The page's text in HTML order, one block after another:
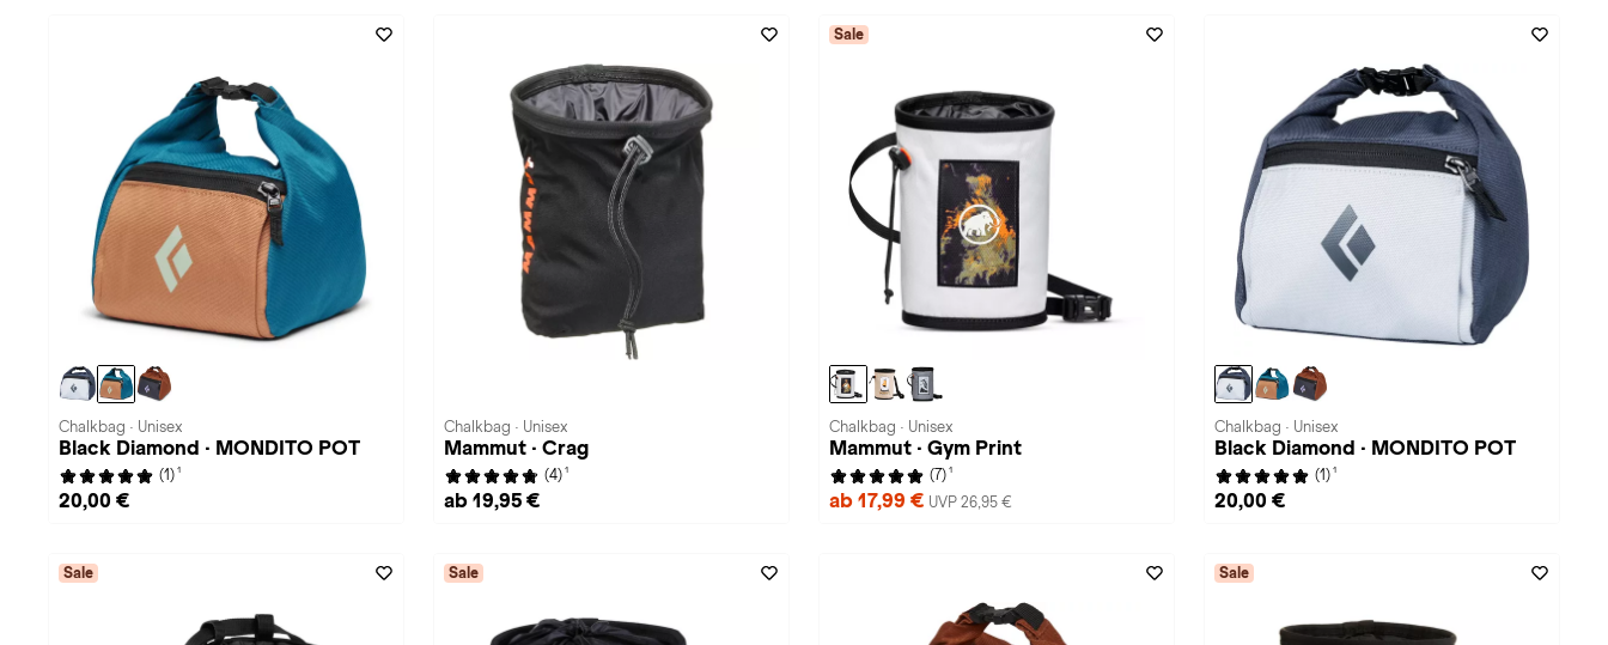
Chalkbag · Unisex
Black Diamond · MONDITO POT
(1) 1
20,00 €
Chalkbag · Unisex
Mammut · Crag
(4) 1
ab 19,95 €
Sale
Chalkbag · Unisex
Mammut · Gym Print
(7) 1
ab 17,99 € UVP 26,95 €
Chalkbag · Unisex
Black Diamond · MONDITO POT
(1) 1
20,00 €
Sale Sale Sale